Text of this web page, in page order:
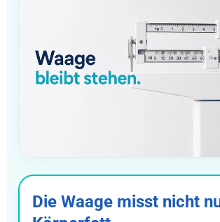
Die Waage misst nicht